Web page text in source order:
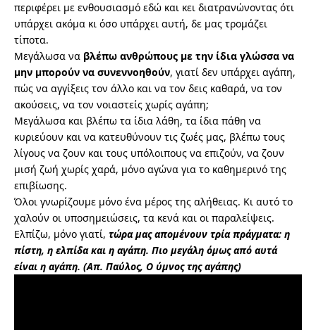
περιφέρει με ενθουσιασμό εδώ και κει διατρανώνοντας ότι
υπάρχει ακόμα κι όσο υπάρχει αυτή, δε μας τρομάζει
τίποτα.
Μεγάλωσα να βλέπω ανθρώπους με την ίδια γλώσσα να
μην μπορούν να συνεννοηθούν, γιατί δεν υπάρχει αγάπη,
πώς να αγγίξεις τον άλλο και να τον δεις καθαρά, να τον
ακούσεις, να τον νοιαστείς χωρίς αγάπη;
Μεγάλωσα και βλέπω τα ίδια λάθη, τα ίδια πάθη να
κυριεύουν και να κατευθύνουν τις ζωές μας, βλέπω τους
λίγους να ζουν και τους υπόλοιπους να επιζούν, να ζουν
μισή ζωή χωρίς χαρά, μόνο αγώνα για το καθημερινό της
επιβίωσης.
Όλοι γνωρίζουμε μόνο ένα μέρος της αλήθειας. Κι αυτό το
χαλούν οι υποσημειώσεις, τα κενά και οι παραλείψεις.
Ελπίζω, μόνο γιατί, τώρα μας απομένουν τρία πράγματα: η
πίστη, η ελπίδα και η αγάπη. Πιο μεγάλη όμως από αυτά
είναι η αγάπη. (Απ. Παύλος, Ο ύμνος της αγάπης)